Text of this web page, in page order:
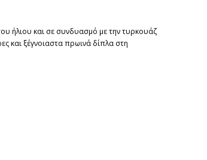
ήλιου και σε συνδυασμό με την τυρκουάζ
και ξέγνοιαστα πρωινά δίπλα στη